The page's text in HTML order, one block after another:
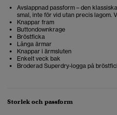
Avslappnad passform – den
smal, inte för vid utan precis lagom.
Knappar fram
Buttondownkrage
Bröstficka
Långa ärmar
Knappar i ärmsluten
Enkelt veck bak
Broderad Superdry-logga på
Storlek och passform